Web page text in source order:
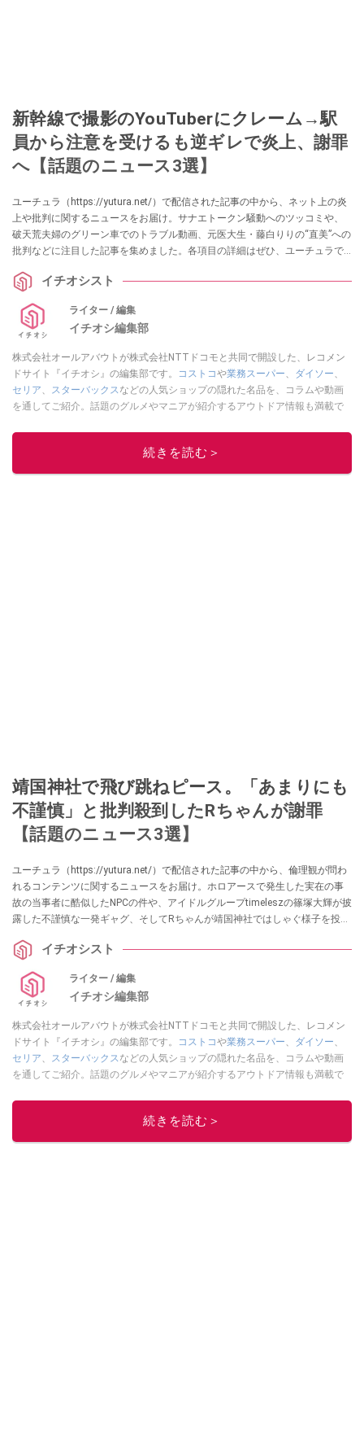
新幹線で撮影のYouTuberにクレーム→駅
員から注意を受けるも逆ギレで炎上、謝罪
へ【話題のニュース3選】
ユーチュラ（https://yutura.net/）で配信された記事の中から、ネット上の炎
上や批判に関するニュースをお届け。サナエトークン騒動へのツッコミや、
破天荒夫婦のグリーン車でのトラブル動画、元医大生・藤白りりの“直美”への
批判などに注目した記事を集めました。各項目の詳細はぜひ、ユーチュラで
イチオシスト
ライター / 編集
イチオシ編集部
株式会社オールアバウトが株式会社NTTドコモと共同で開設した、レコメン
ドサイト『イチオシ』の編集部です。
コストコや業務スーパー ダイソー
セリア
スターバックス などの人気ショップの隠れた名品を、コラムや動画
を通してご紹介。話題のグルメやマニアが紹介するアウトドア情報も満載で
レビューしています。毎日トレンド情報をお届けしているので、ぜひ
してください！続きを読む＞
靖国神社で飛び跳ねピース。「あまりにも
不謹慎」と批判殺到したRちゃんが謝罪
【話題のニュース3選】
ユーチュラ（https://yutura.net/）で配信された記事の中から、倫理観が問わ
れるコンテンツに関するニュースをお届け。ホロアースで発生した実在の事
故の当事者に酷似したNPCの件や、アイドルグループtimeleszの篠塚大輝が披
露した不謹慎な一発ギャグ、そしてRちゃんが靖国神社ではしゃぐ様子を投稿
ユーチュラでチェックしてみてくださいね。
イチオシスト
ライター / 編集
イチオシ編集部
株式会社オールアバウトが株式会社NTTドコモと共同で開設した、レコメン
ドサイト『イチオシ』の編集部です。
コストコや業務スーパー ダイソー
セリア
スターバックス などの人気ショップの隠れた名品を、コラムや動画
を通してご紹介。話題のグルメやマニアが紹介するアウトドア情報も満載で
レビューしています。毎日トレンド情報をお届けしているので、ぜひ
してください！続きを読む＞